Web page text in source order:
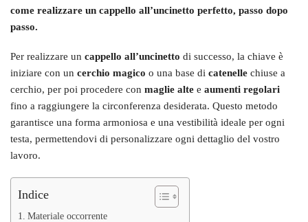
come realizzare un cappello all’uncinetto perfetto, passo dopo
passo.
Per realizzare un cappello all’uncinetto di successo, la chiave è
iniziare con un cerchio magico o una base di catenelle chiuse a
cerchio, per poi procedere con maglie alte e aumenti regolari
fino a raggiungere la circonferenza desiderata. Questo metodo
garantisce una forma armoniosa e una vestibilità ideale per ogni
testa, permettendovi di personalizzare ogni dettaglio del vostro
lavoro.
Indice
Materiale occorrente